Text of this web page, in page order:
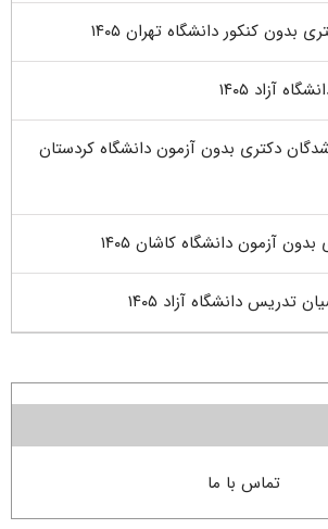
بدون کنکور دانشگاه تهران ۱۴۰۵
آزاد ۱۴۰۵
دکتری بدون آزمون دانشگاه کردستان
آزمون دانشگاه کاشان ۱۴۰۵
تدریس دانشگاه آزاد ۱۴۰۵
تماس با ما